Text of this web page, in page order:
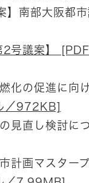
】南部大阪都
2号議案】
化の促進に向
／972KB]
見直し検討に
計画マスター